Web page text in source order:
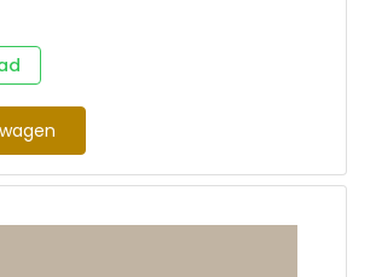
zoon van Zuid-Amerika? Wat
hem als augustijn verwachten? En
eerste woorden van vrede zo
hem en wat is de betekenis van
voor de wereld? Theologen uit
schetsen in deze bundel
van deze paus: zijn achtergrond
de betekenis van zijn naam,